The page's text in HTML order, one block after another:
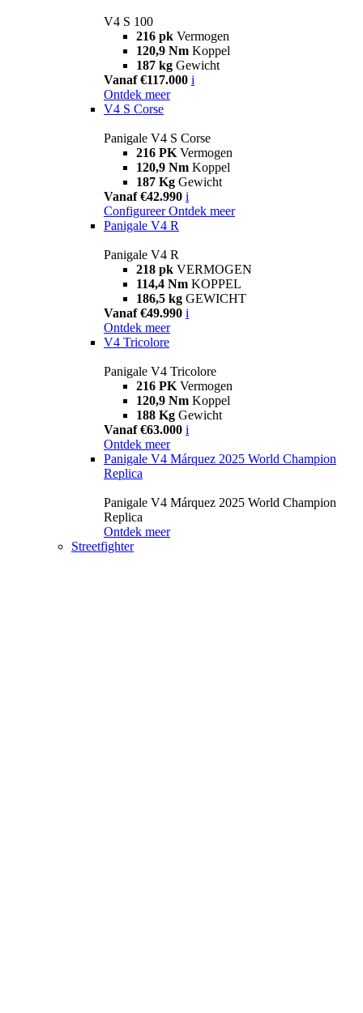
V4 S 100
216 pk Vermogen
120,9 Nm Koppel
187 kg Gewicht
Vanaf €117.000 i
Ontdek meer
V4 S Corse
Panigale V4 S Corse
216 PK Vermogen
120,9 Nm Koppel
187 Kg Gewicht
Vanaf €42.990 i
Configureer Ontdek meer
Panigale V4 R
Panigale V4 R
218 pk VERMOGEN
114,4 Nm KOPPEL
186,5 kg GEWICHT
Vanaf €49.990 i
Ontdek meer
V4 Tricolore
Panigale V4 Tricolore
216 PK Vermogen
120,9 Nm Koppel
188 Kg Gewicht
Vanaf €63.000 i
Ontdek meer
Panigale V4 Márquez 2025 World Champion
Replica
Panigale V4 Márquez 2025 World Champion
Replica
Ontdek meer
Streetfighter